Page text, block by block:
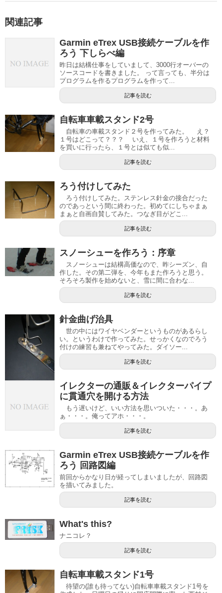
関連記事
Garmin eTrex USB接続ケーブルを作
ろう 下しらべ編
昨日は結構仕事をしていまして、3000行オーバーの
ソースコードを書きました。 って言っても、半分は
プログラムを作るプログラムを作って...
記事を読む
自転車車載スタンド2号
自転車の車載スタンド２号を作ってみた。 え？
１号はどこって？？？ いえ、１号を作ろうと材料
を買いに行ったら、１号とは似ても似...
記事を読む
ろう付けしてみた
ろう付けしてみた。ステンレス針金の接合だった
のであっという間に終わった。初めてにしちゃまぁ
まぁと自画自賛してみた。つなぎ目がどこ...
記事を読む
スノーシューを作ろう：序章
スノーシューは結構高価なので、昨シーズン、自
作した。その第二弾を、今年もまた作ろうと思う。
そろそろ製作を始めないと、雪に間に合わな...
記事を読む
針金曲げ治具
世の中にはワイヤベンダーというものがあるらし
い。というわけで作ってみた。せっかくなのでろう
付けの練習も兼ねてやってみた。ダイソー...
記事を読む
イレクターの通販＆イレクターパイプ
に貫通穴を開ける方法
もう遅いけど、いい方法を思いついた・・・。あ
ぁ・・・。俺ってアホ・・・。
記事を読む
Garmin eTrex USB接続ケーブルを作
ろう 回路図編
前回からかなり日が経ってしまいましたが、回路図
を描いてみました。
記事を読む
What's this?
ナニコレ？
記事を読む
自転車車載スタンド1号
待望の(誰も待ってない)自転車車載スタンド1号を